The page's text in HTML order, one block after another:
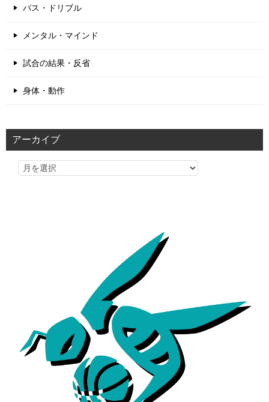
パス・ドリブル
メンタル・マインド
試合の結果・反省
身体・動作
アーカイブ